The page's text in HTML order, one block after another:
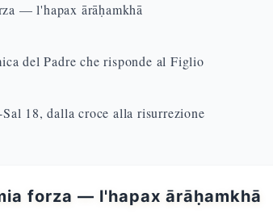
— l'hapax ārāḥamkhā
del Padre che risponde al Figlio
18, dalla croce alla risurrezione
forza — l'hapax ārāḥamkhā